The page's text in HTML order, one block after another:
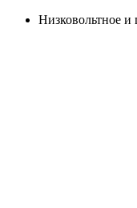
Низковольтное